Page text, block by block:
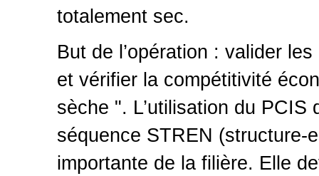
totalement sec.
But de l’opération : valider
et vérifier la compétitivité
sèche ". L’utilisation du PCIS
séquence STREN (structure-
importante de la filière. Elle